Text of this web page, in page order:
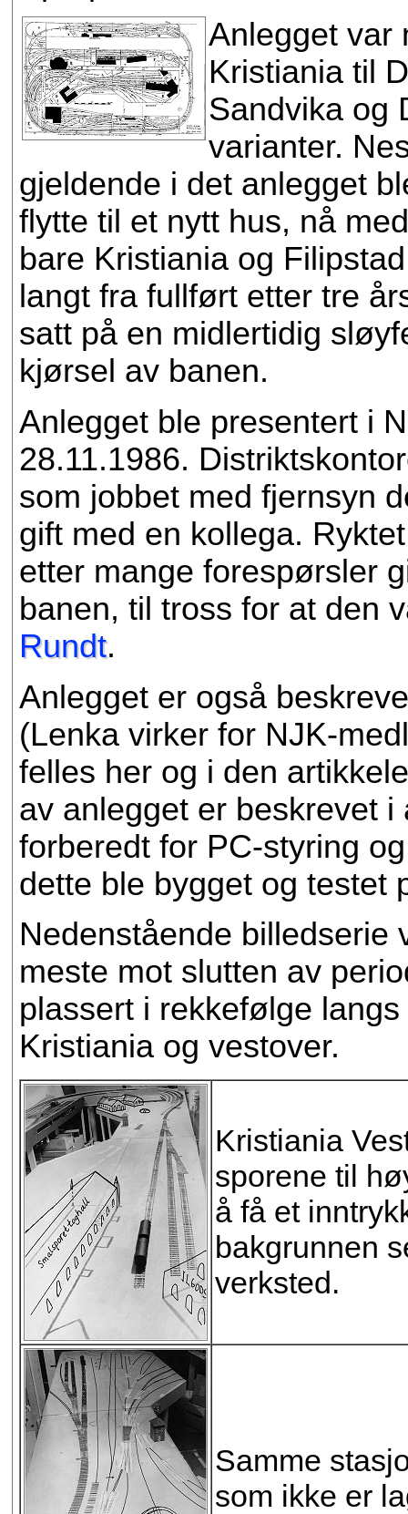
Anlegget var
Kristiania til
Sandvika og
varianter.
gjeldende i det anlegget
flytte til et nytt hus, nå
bare Kristiania og
langt fra fullført etter tre
satt på en midlertidig
kjørsel av banen.
Anlegget ble presentert i
28.11.1986.
som jobbet med fjernsyn
gift med en kollega.
etter mange forespørsler
banen, til tross for at den
Rundt.
Anlegget er også
(Lenka virker for NJK-
felles her og i den
av anlegget er beskrevet
forberedt for PC-styring
dette ble bygget og testet
Nedenstående billedserie
meste mot slutten av
plassert i rekkefølge
Kristiania og vestover.
Kristiania
sporene til
å få et
bakgrunnen
verksted.
Samme
som ikke er